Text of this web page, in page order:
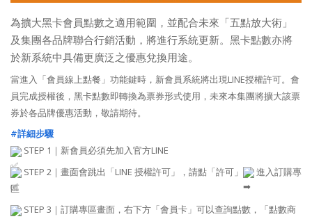
為擴大黑卡會員點數之適用範圍，並配合未來「五點放大術」
及集團各品牌聯合行銷活動，將進行系統更新。黑卡點數亦將
於新系統中具備更廣泛之優惠兌換用途。
當進入「會員線上點餐」功能鍵時，新會員系統將出現LINE授權許可。會
員完成授權後，黑卡點數即轉換為票券形式使用，未來本集團將擴大該票
券於各品牌優惠活動，敬請期待。
#詳細步驟
STEP 1｜新會員必須先加入官方LINE
STEP 2｜畫面會跳出「LINE 授權許可」，請點「許可」
進入訂購專
區
STEP 3｜訂購專區畫面，右下方「會員卡」可以查詢點數，「點數商